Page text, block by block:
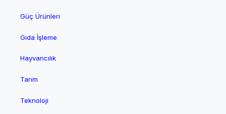
Güç Ürünleri
Gıda İşleme
Hayvancılık
Tarım
Teknoloji